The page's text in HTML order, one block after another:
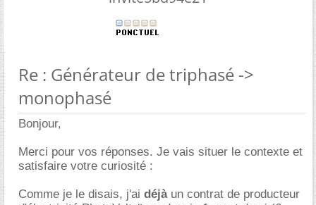
Re : Générateur de triphasé ->
monophasé
Bonjour,
Merci pour vos réponses. Je vais situer le contexte et
satisfaire votre curiosité :
Comme je le disais, j'ai déjàun contrat de producteur